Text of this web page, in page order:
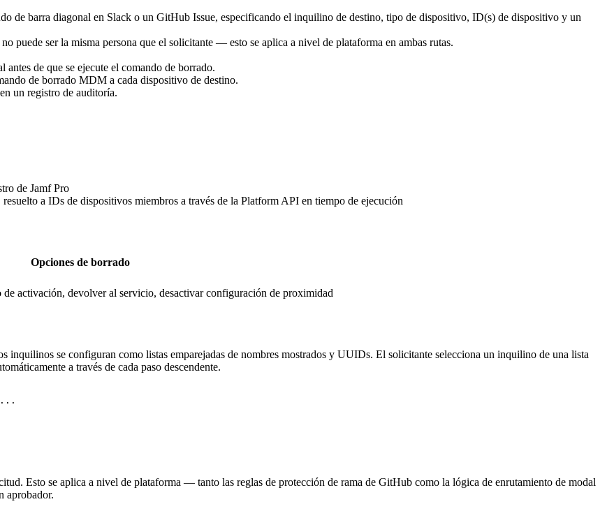
de barra diagonal en Slack o un GitHub Issue, especificando el inquilino de destino, tipo de dispositivo, ID(s) de dispositivo y un
puede ser la misma persona que el solicitante — esto se aplica a nivel de plataforma en ambas rutas.
de que se ejecute el comando de borrado.
de borrado MDM a cada dispositivo de destino.
un registro de auditoría.
de Jamf Pro
a IDs de dispositivos miembros a través de la Platform API en tiempo de ejecución
Opciones de borrado
de activación, devolver al servicio, desactivar configuración de proximidad
inquilinos se configuran como listas emparejadas de nombres mostrados y UUIDs. El solicitante selecciona un inquilino de una lista
a través de cada paso descendente.
Esto se aplica a nivel de plataforma — tanto las reglas de protección de rama de GitHub como la lógica de enrutamiento de modal
aprobador.